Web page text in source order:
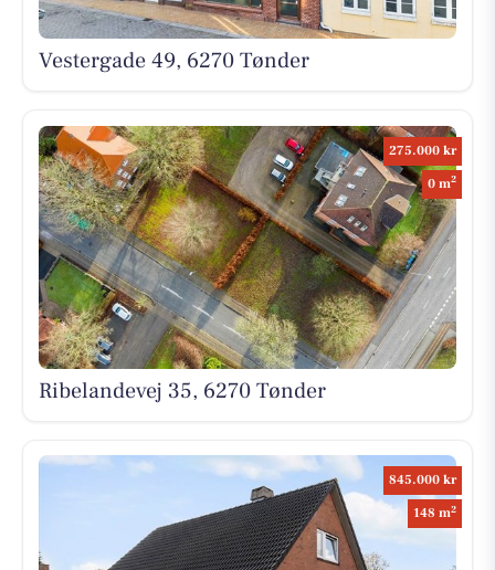
Vestergade 49, 6270 Tønder
275.000 kr
0 m2
Ribelandevej 35, 6270 Tønder
845.000 kr
148 m2